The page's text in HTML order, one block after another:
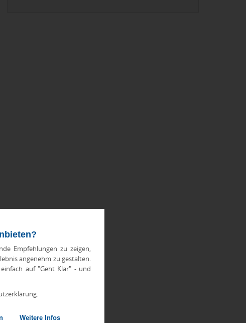
Empfehlungen zu zeigen,
angenehm zu gestalten.
auf "Geht Klar" - und
Weitere Infos